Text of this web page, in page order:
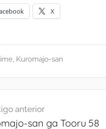
X
, Kuromajo-san
anterior
san ga Tooru 58